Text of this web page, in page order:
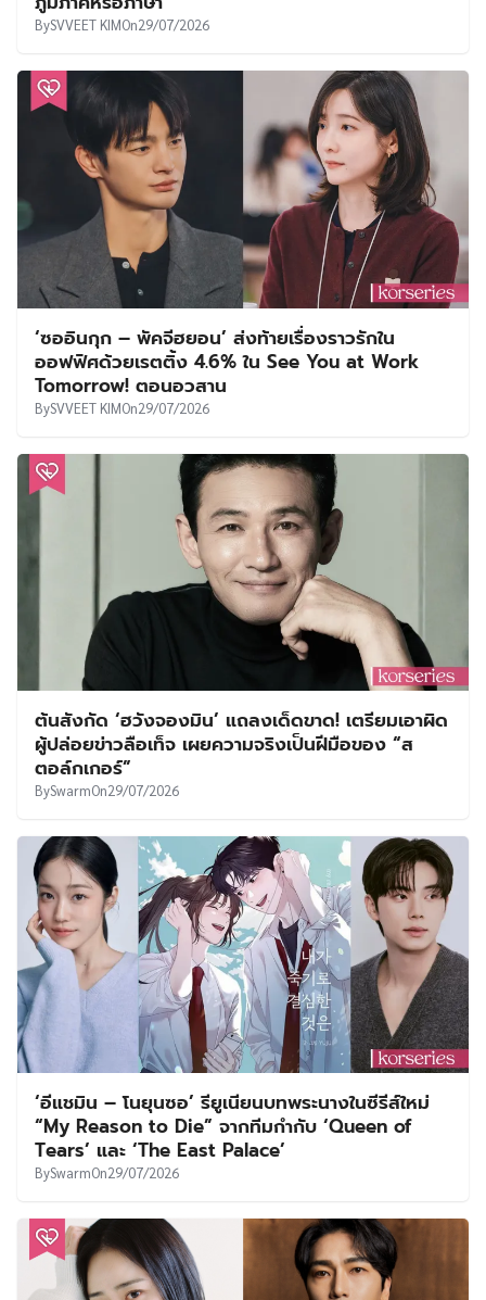
BySVVEET KIMOn29/07/2026
‘ซออินกุก – พัคจีฮยอน’ ส่งท้ายเรื่องราวรักใน
ออฟฟิศด้วยเรตติ้ง 4.6% ใน See You at Work
Tomorrow! ตอนอวสาน
BySVVEET KIMOn29/07/2026
ต้นสังกัด ‘ฮวังจองมิน’ แถลงเด็ดขาด! เตรียมเอาผิด
ผู้ปล่อยข่าวลือเท็จ เผยความจริงเป็นฝีมือของ “ส
ตอล์กเกอร์”
BySwarmOn29/07/2026
‘อีแชมิน – โนยุนซอ’ รียูเนียนบทพระนางในซีรีส์ใหม่
“My Reason to Die” จากทีมกำกับ ‘Queen of
Tears’ และ ‘The East Palace’
BySwarmOn29/07/2026